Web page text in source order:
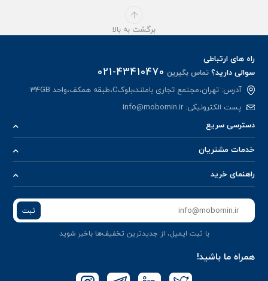
برگشت به بالا
راه های ارتباطی
سوالی دارید؟تماس بگیرین 021-43410470
آدرس: تهران،مجتمع تجاری باملند،بلوکC،طبقه همکف،واحد 34GB
پست الکترونیکی:info@mobomin.ir
دسترسی سریع
خدمات مشتریان
راهنمای خرید
ثبت
با ثبت ایمیل، از جدید‌ترین تخفیف‌ها با‌خبر شوید
همراه ما باشید!